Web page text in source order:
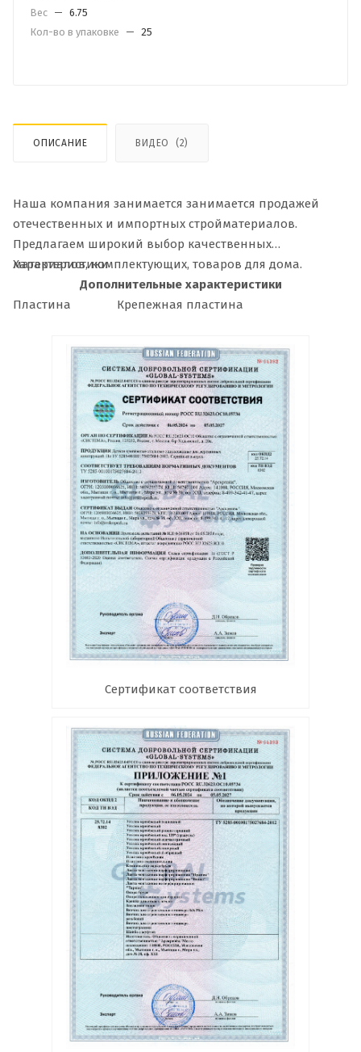
Вес — 6.75
Кол-во в упаковке
— 25
ОПИСАНИЕ ВИДЕО (2)
Наша компания занимается занимается продажей
отечественных и импортных стройматериалов.
Предлагаем широкий выбор качественных
материалов, комплектующих, товаров для дома.
Характеристики
Дополнительные характеристики
Пластина
Крепежная пластина
Сертификат соответствия